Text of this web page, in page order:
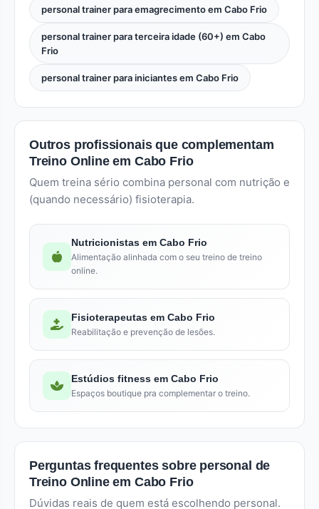
personal trainer para emagrecimento em Cabo Frio
personal trainer para terceira idade (60+) em Cabo
Frio
personal trainer para iniciantes em Cabo Frio
Outros profissionais que complementam
Treino Online em Cabo Frio
Quem treina sério combina personal com nutrição e
(quando necessário) fisioterapia.
Nutricionistas em Cabo Frio
Alimentação alinhada com o seu treino de treino
online.
Fisioterapeutas em Cabo Frio
Reabilitação e prevenção de lesões.
Estúdios fitness em Cabo Frio
Espaços boutique pra complementar o treino.
Perguntas frequentes sobre personal de
Treino Online em Cabo Frio
Dúvidas reais de quem está escolhendo personal.